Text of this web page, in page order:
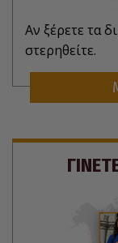
Αν ξέρετε τα
στερηθείτε.